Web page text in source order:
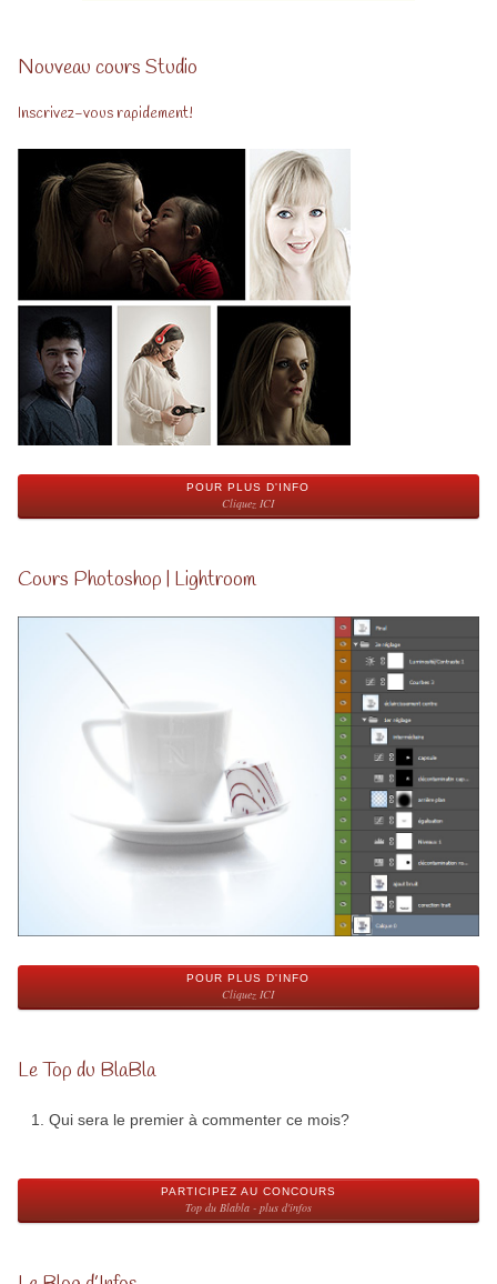
Nouveau cours Studio
Inscrivez-vous rapidement!
POUR PLUS D'INFO
Cliquez ICI
Cours Photoshop | Lightroom
POUR PLUS D'INFO
Cliquez ICI
Le Top du BlaBla
Qui sera le premier à commenter ce mois?
PARTICIPEZ AU CONCOURS
Top du Blabla - plus d'infos